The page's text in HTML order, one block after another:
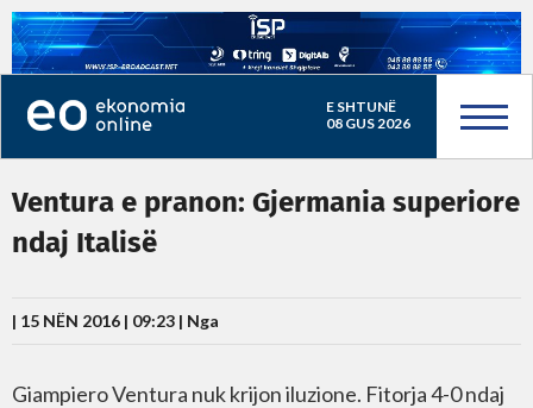
E SHTUNË
08 GUS 2026
Ventura e pranon: Gjermania superiore
ndaj Italisë
| 15 NËN 2016 | 09:23 | Nga
Giampiero Ventura nuk krijon iluzione. Fitorja 4-0 ndaj